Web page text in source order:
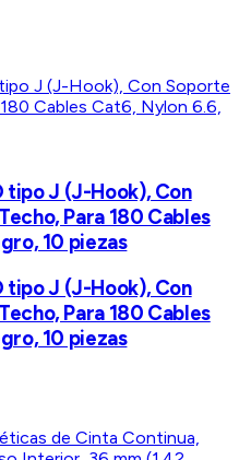
tipo J (J-Hook), Con
Para 180 Cables
10 piezas
tipo J (J-Hook), Con
Para 180 Cables
10 piezas